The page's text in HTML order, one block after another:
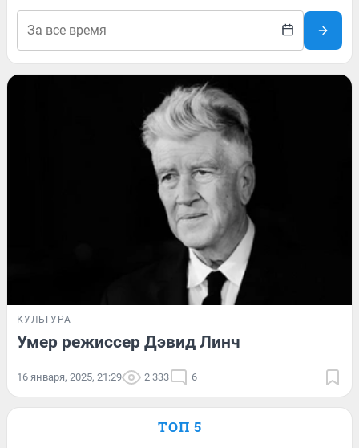
КУЛЬТУРА
Умер режиссер Дэвид Линч
16 января, 2025, 21:29 2 333 6
ТОП 5